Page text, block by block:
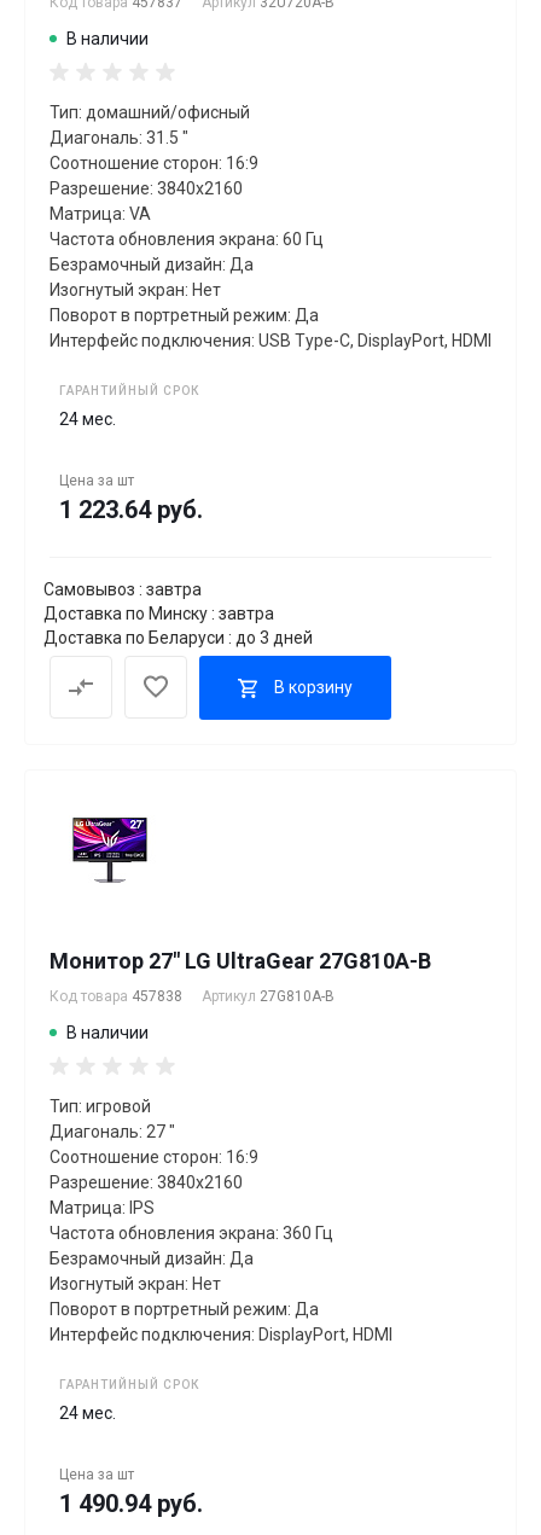
В наличии
Тип: домашний/офисный
Диагональ: 31.5 "
Соотношение сторон: 16:9
Разрешение: 3840x2160
Матрица: VA
Частота обновления экрана: 60 Гц
Безрамочный дизайн: Да
Изогнутый экран: Нет
Поворот в портретный режим: Да
Интерфейс подключения: USB Type-C, DisplayPort, HDMI
ГАРАНТИЙНЫЙ СРОК
24 мес.
Цена за шт
1 223.64 руб.
Самовывоз : завтра
Доставка по Минску : завтра
Доставка по Беларуси : до 3 дней
В корзину
Монитор 27" LG UltraGear 27G810A-B
Код товара 457838 Артикул 27G810A-B
В наличии
Тип: игровой
Диагональ: 27 "
Соотношение сторон: 16:9
Разрешение: 3840x2160
Матрица: IPS
Частота обновления экрана: 360 Гц
Безрамочный дизайн: Да
Изогнутый экран: Нет
Поворот в портретный режим: Да
Интерфейс подключения: DisplayPort, HDMI
ГАРАНТИЙНЫЙ СРОК
24 мес.
Цена за шт
1 490.94 руб.